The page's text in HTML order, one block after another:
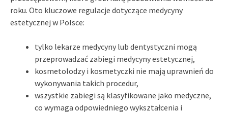
roku. Oto kluczowe regulacje dotyczące medycyny
estetycznej w Polsce:
tylko lekarze medycyny lub dentystyczni mogą
przeprowadzać zabiegi medycyny estetycznej,
kosmetolodzy i kosmetyczki nie mają uprawnień do
wykonywania takich procedur,
wszystkie zabiegi są klasyfikowane jako medyczne,
co wymaga odpowiedniego wykształcenia i